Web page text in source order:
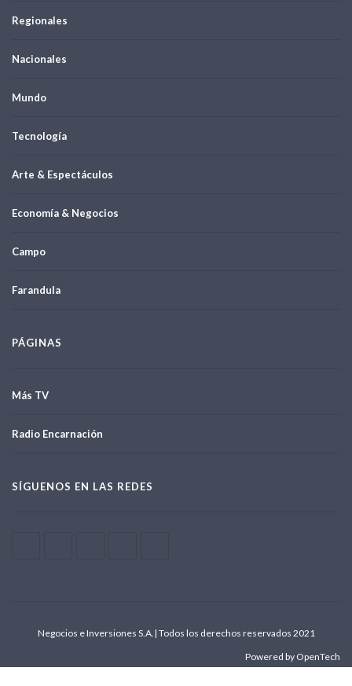
Regionales
Nacionales
Mundo
Tecnología
Arte & Espectáculos
Economía & Negocios
Campo
Farandula
PÁGINAS
Más TV
Radio Encarnación
SÍGUENOS EN LAS REDES
Negocios e Inversiones S.A.| Todos los derechos reservados 2021
Powered by OpenTech